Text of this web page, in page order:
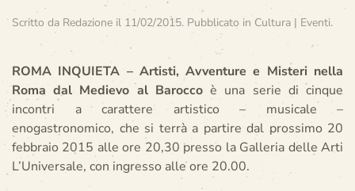
Scritto da Redazione il 11/02/2015. Pubblicato in Cultura | Eventi.
ROMA INQUIETA – Artisti, Avventure e Misteri nella
Roma dal Medievo al Baroccoè una serie di cinque
incontri a carattere artistico – musicale –
enogastronomico, che si terrà a partire dal prossimo 20
febbraio 2015 alle ore 20,30 presso la Galleria delle Arti
L’Universale, con ingresso alle ore 20.00.